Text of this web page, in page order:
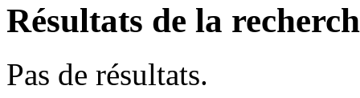
Résultats de la
Pas de résultats.